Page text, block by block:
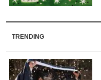
TRENDING